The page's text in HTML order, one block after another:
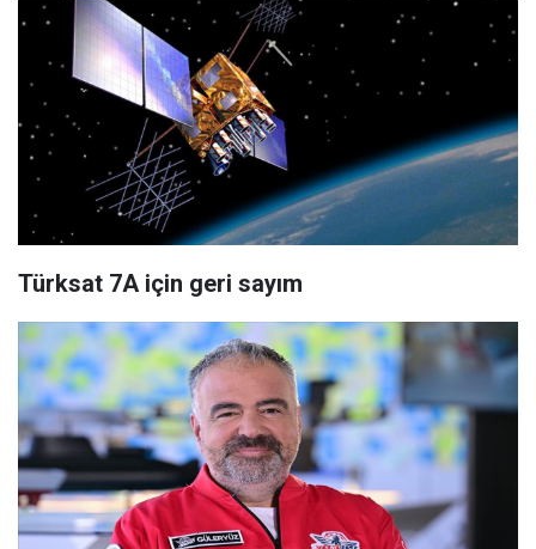
Türksat 7A için geri sayım